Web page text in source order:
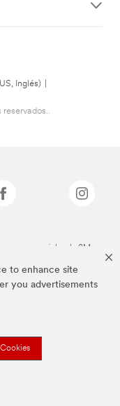
to enhance site
you advertisements
Inglés)
comerciales de 3M.